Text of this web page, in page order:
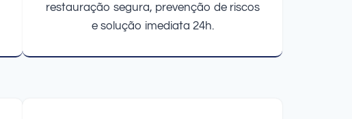
restauração segura, prevenção de riscos
e solução imediata 24h.